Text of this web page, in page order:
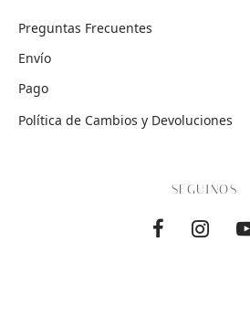
Preguntas Frecuentes
Envío
Pago
Política de Cambios y Devoluciones
SEGUINOS